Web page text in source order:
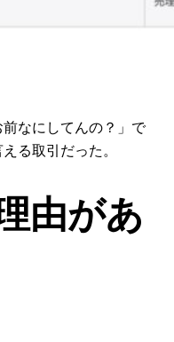
なにしてんの？」で
る取引だった。
由があ